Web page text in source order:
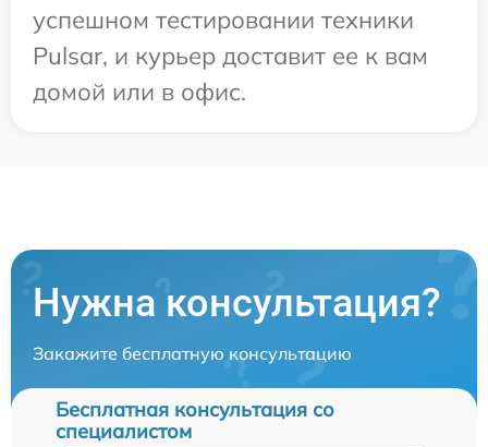
успешном тестировании техники
Pulsar, и курьер доставит ее к вам
домой или в офис.
Нужна консультация?
Закажите бесплатную консультацию
Бесплатная консультация со
специалистом